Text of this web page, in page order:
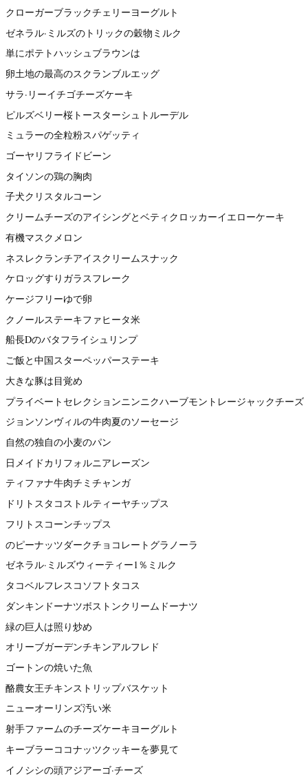
クローガーブラックチェリーヨーグルト
ゼネラル·ミルズのトリックの穀物ミルク
単にポテトハッシュブラウンは
卵土地の最高のスクランブルエッグ
サラ·リーイチゴチーズケーキ
ピルズベリー桜トースターシュトルーデル
ミュラーの全粒粉スパゲッティ
ゴーヤリフライドビーン
タイソンの鶏の胸肉
子犬クリスタルコーン
クリームチーズのアイシングとベティクロッカーイエローケーキ
有機マスクメロン
ネスレクランチアイスクリームスナック
ケロッグすりガラスフレーク
ケージフリーゆで卵
クノールステーキファヒータ米
船長Dのバタフライシュリンプ
ご飯と中国スターペッパーステーキ
大きな豚は目覚め
プライベートセレクションニンニクハーブモントレージャックチーズ
ジョンソンヴィルの牛肉夏のソーセージ
自然の独自の小麦のパン
日メイドカリフォルニアレーズン
ティファナ牛肉チミチャンガ
ドリトスタコストルティーヤチップス
フリトスコーンチップス
のピーナッツダークチョコレートグラノーラ
ゼネラル·ミルズウィーティー1％ミルク
タコベルフレスコソフトタコス
ダンキンドーナツボストンクリームドーナツ
緑の巨人は照り炒め
オリーブガーデンチキンアルフレド
ゴートンの焼いた魚
酪農女王チキンストリップバスケット
ニューオーリンズ汚い米
射手ファームのチーズケーキヨーグルト
キーブラーココナッツクッキーを夢見て
イノシシの頭アジアーゴ·チーズ